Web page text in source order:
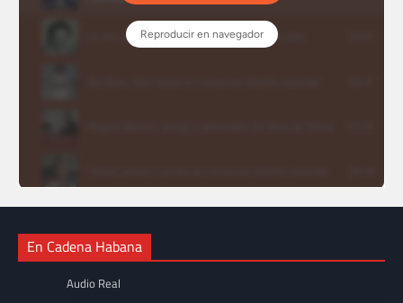
En Cadena Habana
Audio Real